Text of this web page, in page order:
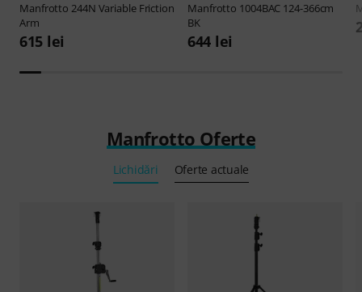
Manfrotto244N Variable Friction
Arm
615 lei
Manfrotto 1004BAC 124-366cm
BK
644 lei
Manfrotto Oferte
Lichidări Oferte actuale